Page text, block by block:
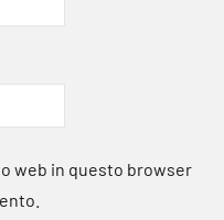
web in questo browser